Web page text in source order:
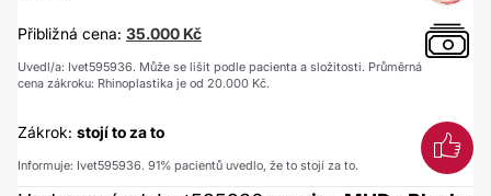
Přibližná cena: 35.000 Kč
Uvedl/a: Ivet595936. Může se lišit podle pacienta a složitosti. Průměrná
cena zákroku: Rhinoplastika je od 20.000 Kč.
Zákrok: stojí to za to
Informuje: Ivet595936. 91% pacientů uvedlo, že to stojí za to.